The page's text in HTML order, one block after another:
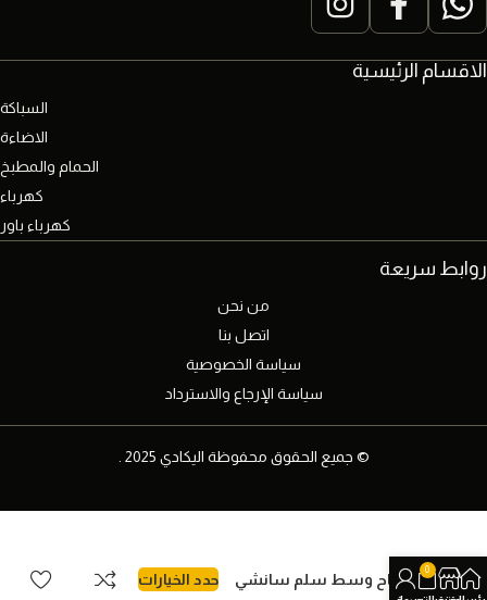
الاقسام الرئيسية
السباكة
الاضاءة
الحمام والمطبخ
كهرباء
كهرباء باور
روابط سريعة
من نحن
اتصل بنا
سياسة الخصوصية
سياسة الإرجاع والاسترداد
© جميع الحقوق محفوظة اليكادي 2025 .
مفتاح وسط سلم سانشي حدد الخيارات
0